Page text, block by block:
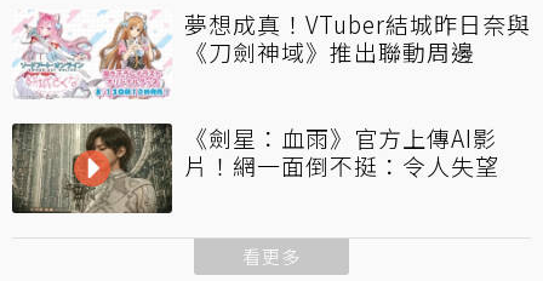
夢想成真！VTuber結城昨日奈與
《刀劍神域》推出聯動周邊
《劍星：血雨》官方上傳AI影
片！網一面倒不挺：令人失望
看更多